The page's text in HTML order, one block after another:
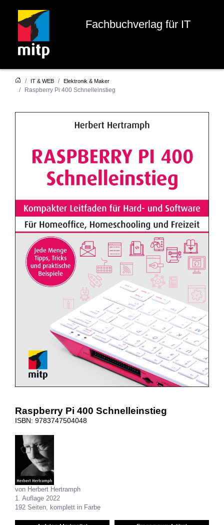
Fachbuchverlag für IT
IT & WEB Elektronik & Maker
Raspberry Pi 400 Schnelleinstieg
Raspberry Pi 400 Schnelleinstieg
ISBN: 9783747504048
von Herbert Hertramph
1. Auflage 2022
192 Seiten, komplett in Farbe